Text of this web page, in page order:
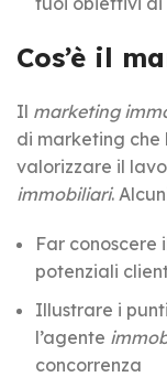
Cos’è il
Il marketing
di marketing che
valorizzare il
immobiliari.
Far conoscere
potenziali
Illustrare i
l’agente
concorrenza